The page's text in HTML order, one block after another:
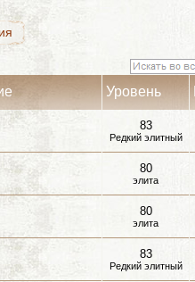
Уровень
83
Редкий элитный
80
элита
80
элита
83
Редкий элитный